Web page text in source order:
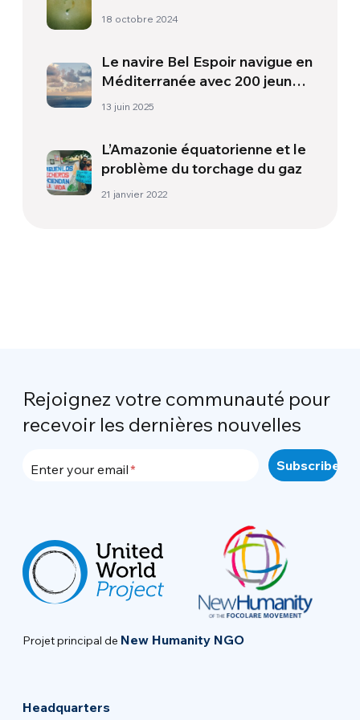
18 octobre 2024
Le navire Bel Espoir navigue en
Méditerranée avec 200 jeunes
pour promouvoir le dialogue et
13 juin 2025
L’Amazonie équatorienne et le
problème du torchage du gaz
21 janvier 2022
Rejoignez votre communauté pour
recevoir les dernières nouvelles
Enter your email
Projet principal de New Humanity NGO
Headquarters